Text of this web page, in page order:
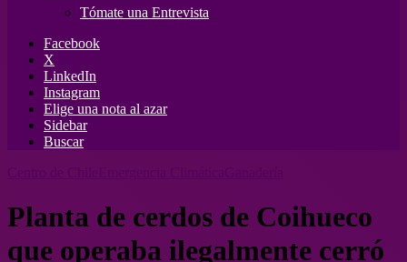
Tómate una Entrevista
Facebook
X
LinkedIn
Instagram
Elige una nota al azar
Sidebar
Buscar
Planta de cerdos de Coihueco
que operaba ilegalmente cerró